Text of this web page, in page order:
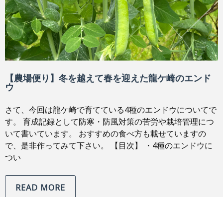
【農場便り】冬を越えて春を迎えた龍ケ崎のエンド
ウ
さて、今回は龍ケ崎で育てている4種のエンドウについてで
す。 育成記録として防寒・防風対策の苦労や栽培管理につ
いて書いています。 おすすめの食べ方も載せていますの
で、是非作ってみて下さい。 【目次】 ・4種のエンドウに
つい
READ MORE